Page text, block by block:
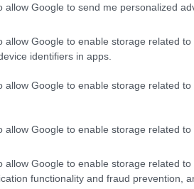
allow Google to send me personalized
allow Google to enable storage related
identifiers in apps.
allow Google to enable storage related
allow Google to enable storage related to
allow Google to enable storage related to
functionality and fraud prevention,
sui mercati finanziari per via di
Dal comunicato As roma,
→
alla Roma? “Alla
un